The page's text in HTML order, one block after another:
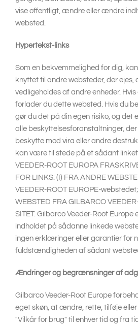
vise offentligt, ændre eller ændre
websted.
Hypertekst-links
Som en bekvemmelighed for dig,
knyttet til andre websteder, der ejes,
vedligeholdes af andre enheder.
forlader du dette websted. Hvis du
gør du det på din egen risiko, og det
alle beskyttelsesforanstaltninger,
beskytte mod vira eller andre
kan være til stede på et sådant
VEEDER-ROOT EUROPA
FOR LINKS: (I) FRA ANDRE
VEEDER-ROOT EUROPE-
WEBSTED FRA GILBARCO
SITET. Gilbarco Veeder-Root Europe
indholdet på sådanne linkede
ingen erklæringer eller garantier for
fuldstændigheden af sådant
Ændringer og begrænsninger af
Gilbarco Veeder-Root Europe
eget skøn, at ændre, rette, tilføje
"Vilkår for brug" til enhver tid og fra